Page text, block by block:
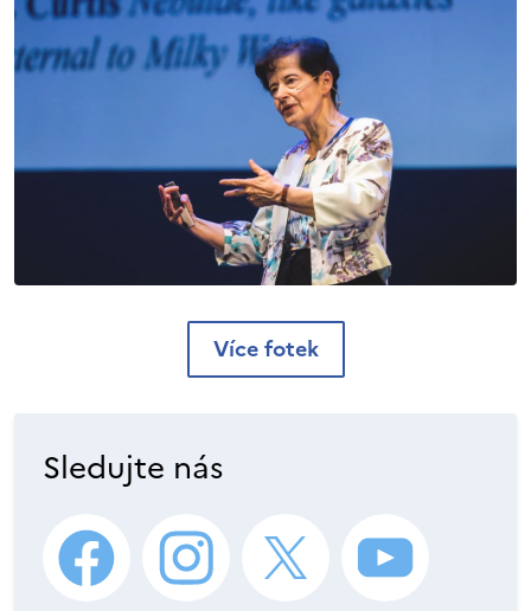
Více fotek
Sledujte nás